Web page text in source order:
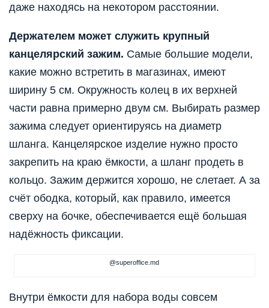
даже находясь на некотором расстоянии.
Держателем может служить крупный
канцелярский зажим. Самые большие модели,
какие можно встретить в магазинах, имеют
ширину 5 см. Окружность колец в их верхней
части равна примерно двум см. Выбирать размер
зажима следует ориентируясь на диаметр
шланга. Канцелярское изделие нужно просто
закрепить на краю ёмкости, а шланг продеть в
кольцо. Зажим держится хорошо, не слетает. А за
счёт ободка, который, как правило, имеется
сверху на бочке, обеспечивается ещё большая
надёжность фиксации.
@superoffice.md
Внутри ёмкости для набора воды совсем